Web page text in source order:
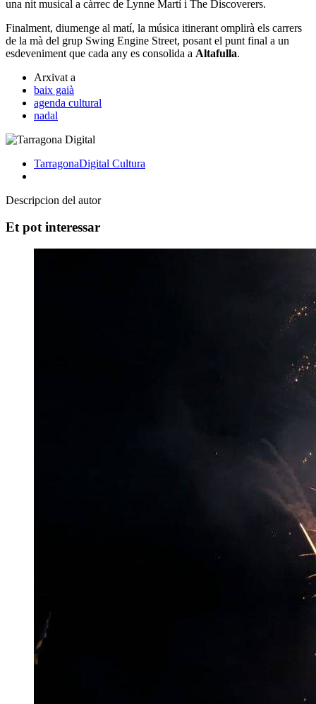
una nit musical a càrrec de Lynne Martí i The Discoverers.
Finalment, diumenge al matí, la música itinerant omplirà els carrers
de la mà del grup Swing Engine Street, posant el punt final a un
esdeveniment que cada any es consolida a Altafulla.
Arxivat a
baix gaià
agenda cultural
nadal
TarragonaDigital Cultura
Descripcion del autor
Et pot interessar